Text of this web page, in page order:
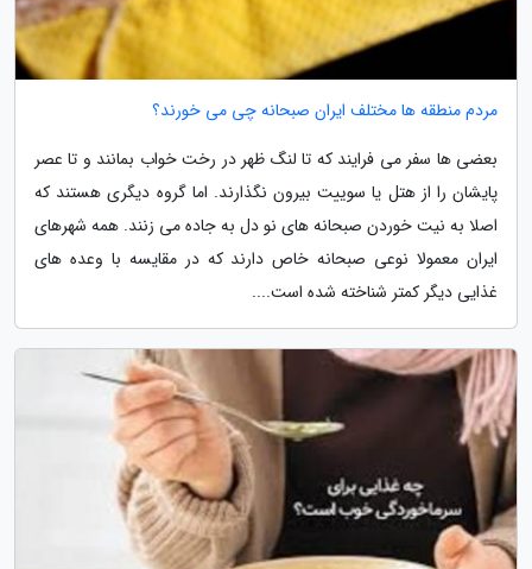
مردم منطقه ها مختلف ایران صبحانه چی می خورند؟
بعضی ها سفر می فرایند که تا لنگ ظهر در رخت خواب بمانند و تا عصر
پایشان را از هتل یا سوییت بیرون نگذارند. اما گروه دیگری هستند که
اصلا به نیت خوردن صبحانه های نو دل به جاده می زنند. همه شهرهای
ایران معمولا نوعی صبحانه خاص دارند که در مقایسه با وعده های
غذایی دیگر کمتر شناخته شده است....